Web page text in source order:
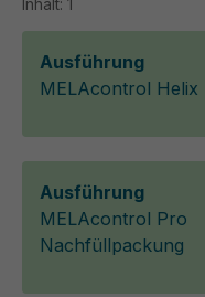
Inhalt: 1
Ausführung
MELAcontrol Helix
Ausführung
MELAcontrol Pro
Nachfüllpackung